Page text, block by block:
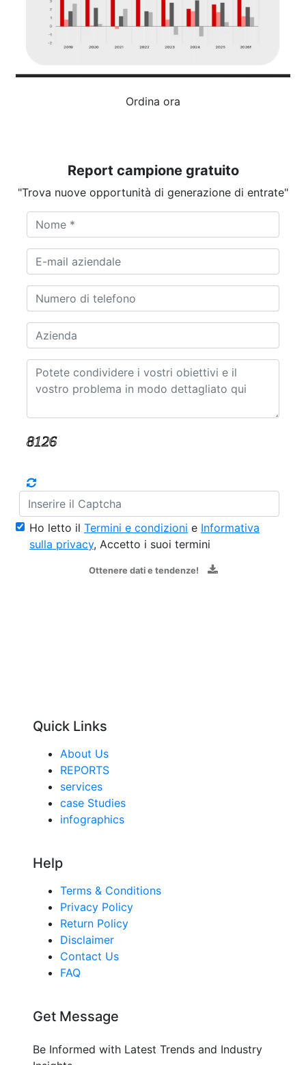
Ordina ora
Report campione gratuito
"Trova nuove opportunità di generazione di entrate"
Ho letto il Termini e condizioni e Informativa
sulla privacy, Accetto i suoi termini
Ottenere dati e tendenze!
Quick Links
About Us
REPORTS
services
case Studies
infographics
Help
Terms & Conditions
Privacy Policy
Return Policy
Disclaimer
Contact Us
FAQ
Get Message
Be Informed with Latest Trends and Industry